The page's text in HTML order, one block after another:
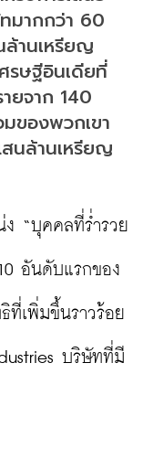
มากกว่า 60
ล้านเหรียญ
รษฐีอินเดียที่
ยจาก 140
ของพวกเขา
นล้านเหรียญ
ง “บุคคลที่ร่ำรวย
อันดับแรกของ
ที่เพิ่มขึ้นราวร้อย
บริษัทที่มี